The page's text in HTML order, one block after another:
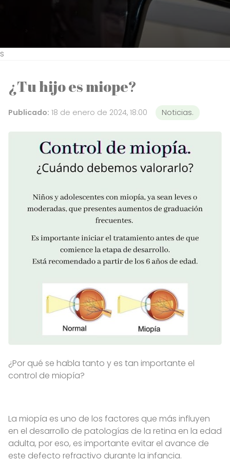
s
¿Tu hijo es miope?
Publicado: 18 de enero de 2024, 18:00 Noticias.
¿Por qué se habla tanto y es tan importante el
control de miopía?
La miopía es uno de los factores que más influyen
en el desarrollo de patologías de la retina en la edad
adulta, por eso, es importante evitar el avance de
este defecto refractivo durante la infancia.